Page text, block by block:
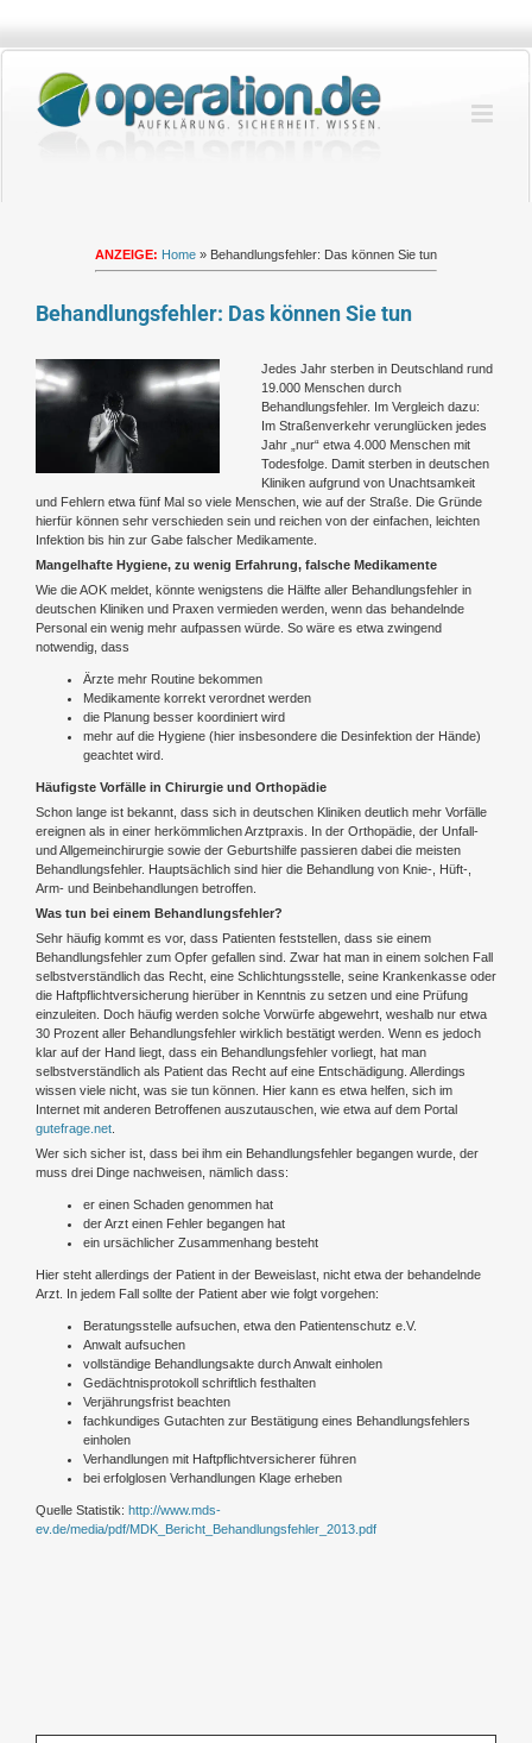
springen
ANZEIGE: Home » Behandlungsfehler: Das können Sie tun
Behandlungsfehler: Das können Sie tun
Zeige
grösseres
Bild
Jedes Jahr sterben in Deutschland rund
19.000 Menschen durch
Behandlungsfehler. Im Vergleich dazu:
Im Straßenverkehr verunglücken jedes
Jahr „nur“ etwa 4.000 Menschen mit
Todesfolge. Damit sterben in deutschen
Kliniken aufgrund von Unachtsamkeit
und Fehlern etwa fünf Mal so viele Menschen, wie auf der Straße. Die Gründe
hierfür können sehr verschieden sein und reichen von der einfachen, leichten
Infektion bis hin zur Gabe falscher Medikamente.
Mangelhafte Hygiene, zu wenig Erfahrung, falsche Medikamente
Wie die AOK meldet, könnte wenigstens die Hälfte aller Behandlungsfehler in
deutschen Kliniken und Praxen vermieden werden, wenn das behandelnde
Personal ein wenig mehr aufpassen würde. So wäre es etwa zwingend
notwendig, dass
Ärzte mehr Routine bekommen
Medikamente korrekt verordnet werden
die Planung besser koordiniert wird
mehr auf die Hygiene (hier insbesondere die Desinfektion der Hände)
geachtet wird.
Häufigste Vorfälle in Chirurgie und Orthopädie
Schon lange ist bekannt, dass sich in deutschen Kliniken deutlich mehr Vorfälle
ereignen als in einer herkömmlichen Arztpraxis. In der Orthopädie, der Unfall-
und Allgemeinchirurgie sowie der Geburtshilfe passieren dabei die meisten
Behandlungsfehler. Hauptsächlich sind hier die Behandlung von Knie-, Hüft-,
Arm- und Beinbehandlungen betroffen.
Was tun bei einem Behandlungsfehler?
Sehr häufig kommt es vor, dass Patienten feststellen, dass sie einem
Behandlungsfehler zum Opfer gefallen sind. Zwar hat man in einem solchen Fall
selbstverständlich das Recht, eine Schlichtungsstelle, seine Krankenkasse oder
die Haftpflichtversicherung hierüber in Kenntnis zu setzen und eine Prüfung
einzuleiten. Doch häufig werden solche Vorwürfe abgewehrt, weshalb nur etwa
30 Prozent aller Behandlungsfehler wirklich bestätigt werden. Wenn es jedoch
klar auf der Hand liegt, dass ein Behandlungsfehler vorliegt, hat man
selbstverständlich als Patient das Recht auf eine Entschädigung. Allerdings
wissen viele nicht, was sie tun können. Hier kann es etwa helfen, sich im
Internet mit anderen Betroffenen auszutauschen, wie etwa auf dem Portal
gutefrage.net
Wer sich sicher ist, dass bei ihm ein Behandlungsfehler begangen wurde, der
muss drei Dinge nachweisen, nämlich dass:
er einen Schaden genommen hat
der Arzt einen Fehler begangen hat
ein ursächlicher Zusammenhang besteht
Hier steht allerdings der Patient in der Beweislast, nicht etwa der behandelnde
Arzt. In jedem Fall sollte der Patient aber wie folgt vorgehen:
Beratungsstelle aufsuchen, etwa den Patientenschutz e.V.
Anwalt aufsuchen
vollständige Behandlungsakte durch Anwalt einholen
Gedächtnisprotokoll schriftlich festhalten
Verjährungsfrist beachten
fachkundiges Gutachten zur Bestätigung eines Behandlungsfehlers
einholen
Verhandlungen mit Haftpflichtversicherer führen
bei erfolglosen Verhandlungen Klage erheben
Quelle Statistik: http://www.mds-
ev.de/media/pdf/MDK_Bericht_Behandlungsfehler_2013.pdf